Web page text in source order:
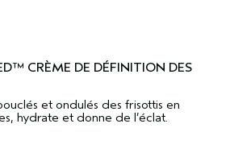
CRÈME DE DÉFINITION DES
et ondulés des frisottis en
hydrate et donne de l’éclat.